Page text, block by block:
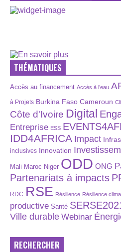
THÉMATIQUES
Accès au financement Accès à l’eau
à Projets Burkina Faso Cameroun
Côte d'Ivoire Digital
Entreprise ESS
IDD4AFRICA Impact
inclusives Innovation
Mali Maroc Niger ODD ONG
Partenariats à impacts
RDC RSE Résilience Résilience
productive Santé
Ville durable Webinar
RECHERCHER